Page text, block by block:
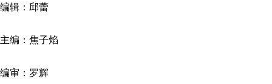
编辑：邱蕾
主编：焦子焰
编审：罗辉